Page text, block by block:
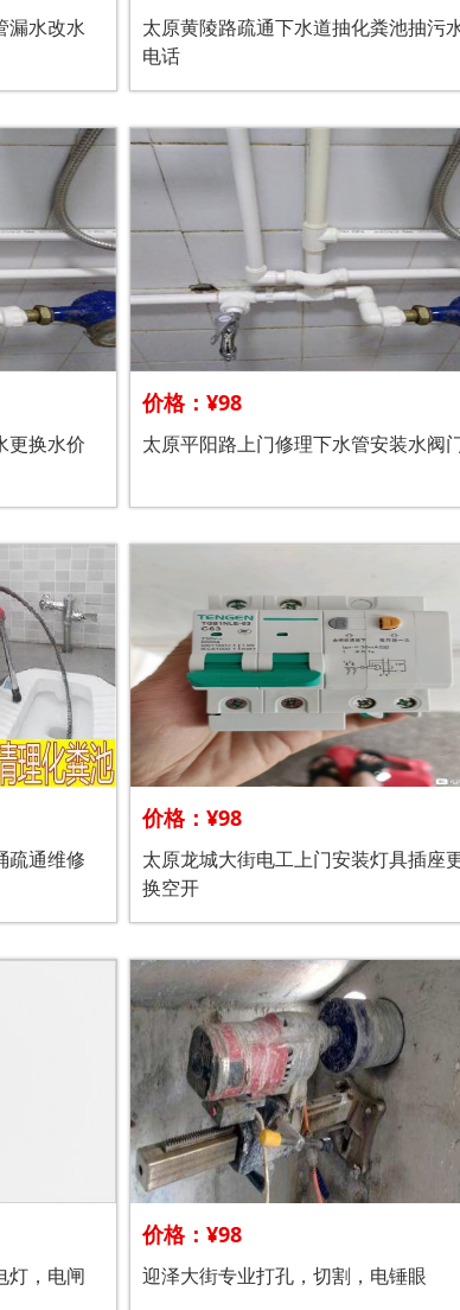
漏水改水
太原黄陵路疏通下水道抽化粪池抽污
电话
更换水价
价格：¥98
太原平阳路上门修理下水管安装水阀
疏通维修
价格：¥98
太原龙城大街电工上门安装灯具插座
换空开
灯，电闸
价格：¥98
迎泽大街专业打孔，切割，电锤眼